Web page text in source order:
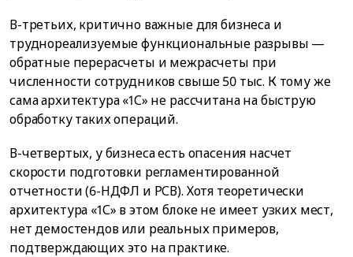
В-третьих, критично важные для бизнеса и
труднореализуемые функциональные разрывы —
обратные перерасчеты и межрасчеты при
численности сотрудников свыше 50 тыс. К тому же
сама архитектура «1С» не рассчитана на быструю
обработку таких операций.
В-четвертых, у бизнеса есть опасения насчет
скорости подготовки регламентированной
отчетности (6-НДФЛ и РСВ). Хотя теоретически
архитектура «1С» в этом блоке не имеет узких мест,
нет демостендов или реальных примеров,
подтверждающих это на практике.